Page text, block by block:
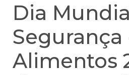
Dia
Segurança
Alimentos